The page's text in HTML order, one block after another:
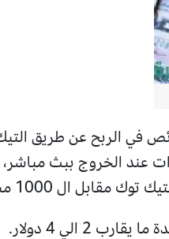
في الربح عن طريق
عند الخروج ببث مباشر،
من خلال الاتي: